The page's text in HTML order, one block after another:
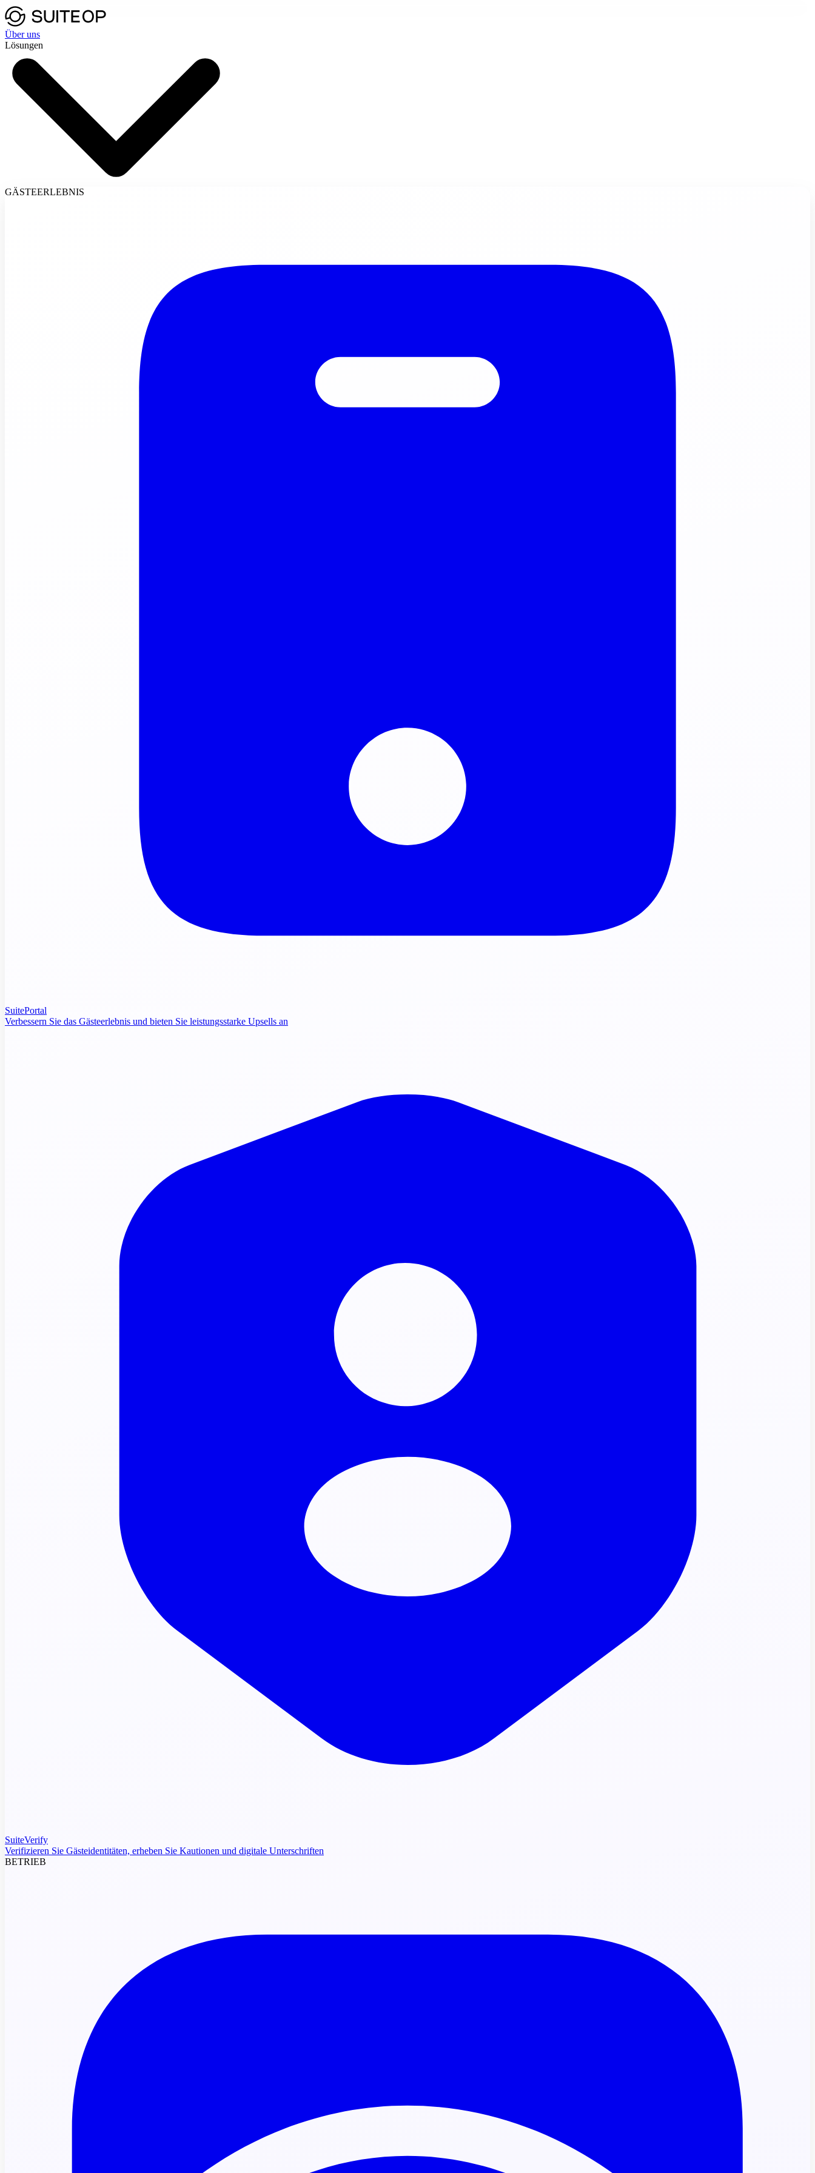
Über uns
Lösungen
GÄSTEERLEBNIS
SuitePortal
Verbessern Sie das Gästeerlebnis und bieten Sie leistungsstarke Upsells an
SuiteVerify
Verifizieren Sie Gästeidentitäten, erheben Sie Kautionen und digitale Unterschriften
BETRIEB